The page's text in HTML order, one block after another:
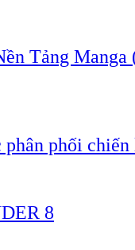
Tảng Manga
phân phối
8